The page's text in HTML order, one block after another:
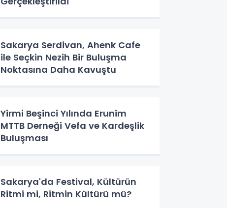
Sakarya Serdivan, Ahenk Cafe
ile Seçkin Nezih Bir Buluşma
Noktasına Daha Kavuştu
Yirmi Beşinci Yılında Erunim
MTTB Derneği Vefa ve Kardeşlik
Buluşması
Sakarya'da Festival, Kültürün
Ritmi mi, Ritmin Kültürü mü?